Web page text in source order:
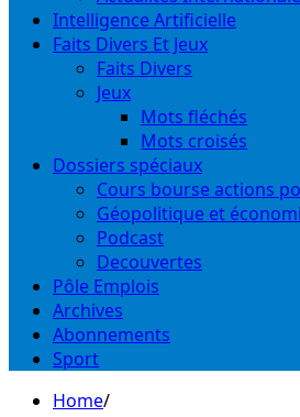
Intelligence Artificielle
Faits Divers Et Jeux
Faits Divers
Jeux
Mots fléchés
Mots croisés
Dossiers spéciaux
Cours bourse actions
Géopolitique et
Podcast
Decouvertes
Pôle Emplois
Archives
Abonnements
Sport
Home